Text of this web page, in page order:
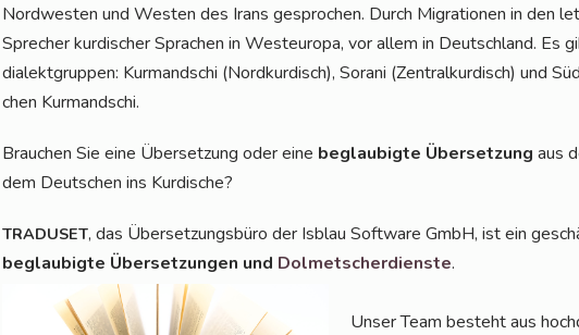
Nord­wes­ten und Wes­ten des Irans gespro­chen. Durch Migra­tio­nen in den
Spre­cher kur­di­scher Spra­chen in West­eu­ro­pa, vor allem in Deutsch­land. Es
dia­lekt­grup­pen: Kur­mandschi (Nord­kur­disch), Sora­ni (Zen­tral­kur­disch) und
chen Kurmandschi.
Brau­chen Sie eine Über­set­zung oder eine beglau­big­te Über­set­zung aus
dem Deut­schen ins Kurdische?
TRADUSET, das Über­set­zungs­bü­ro der Isblau Soft­ware GmbH, ist ein
beglau­big­te Über­set­zun­gen und Dol­met­scher­diens­te.
Unser Team besteht aus